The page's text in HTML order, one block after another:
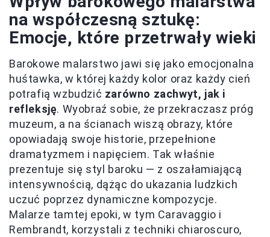
na współczesną sztukę:
Emocje, które przetrwały wieki
Barokowe malarstwo jawi się jako emocjonalna
huśtawka, w której każdy kolor oraz każdy cień
potrafią wzbudzić zarówno zachwyt, jak i
refleksję. Wyobraź sobie, że przekraczasz próg
muzeum, a na ścianach wiszą obrazy, które
opowiadają swoje historie, przepełnione
dramatyzmem i napięciem. Tak właśnie
prezentuje się styl baroku — z oszałamiającą
intensywnością, dążąc do ukazania ludzkich
uczuć poprzez dynamiczne kompozycje.
Malarze tamtej epoki, w tym Caravaggio i
Rembrandt, korzystali z techniki chiaroscuro,